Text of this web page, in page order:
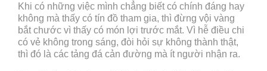
Khi có những việc mình chẳng biết có chính đáng hay
không mà thấy có tín đồ tham gia, thì đừng vội vàng
bắt chước vì thấy có món lợi trước mắt. Vì hễ điều chi
có vẻ không trong sáng, đòi hỏi sự không thành thật,
thì đó là các tảng đá cản đường mà ít người nhận ra.